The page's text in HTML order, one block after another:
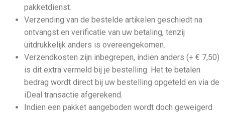
pakketdienst.
Verzending van de bestelde artikelen geschiedt na
ontvangst en verificatie van uw betaling, tenzij
uitdrukkelijk anders is overeengekomen.
Verzendkosten zijn inbegrepen, indien anders (+ € 7,50)
is dit extra vermeld bij je bestelling. Het te betalen
bedrag wordt direct bij uw bestelling opgeteld en via de
iDeal transactie afgerekend.
Indien een pakket aangeboden wordt doch geweigerd